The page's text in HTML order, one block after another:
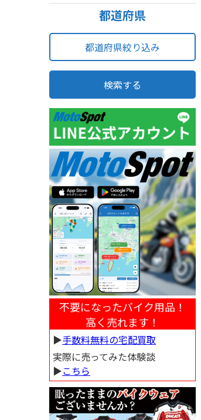
都道府県
都道府県絞り込み
検索する
不要になったバイク用品！
高く売れます！
▶︎手数料無料の宅配買取
実際に売ってみた体験談
▶︎こちら